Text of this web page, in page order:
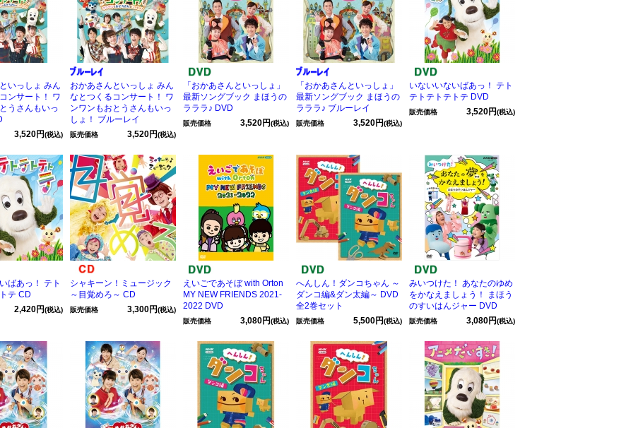
いっしょ みん
ンサート！ ワ
うさんもいっ
3,520円(税込)
おかあさんといっしょ みん
なとつくるコンサート！ ワ
ンワンもおとうさんもいっ
しょ！ ブルーレイ
販売価格 3,520円(税込)
「おかあさんといっしょ」
最新ソングブック まほうの
ラララ♪ DVD
販売価格 3,520円(税込)
「おかあさんといっしょ」
最新ソングブック まほうの
ラララ♪ ブルーレイ
販売価格 3,520円(税込)
いないいないばあっ！ テト
テトテトテトテ DVD
販売価格 3,520円(税込)
ばあっ！ テト
テ CD
2,420円(税込)
シャキーン！ミュージック
～目覚めろ～ CD
販売価格 3,300円(税込)
えいごであそぼ with Orton
MY NEW FRIENDS 2021-
2022 DVD
販売価格 3,080円(税込)
へんしん！ダンコちゃん ～
ダンコ編&ダン太編～ DVD
全2巻セット
販売価格 5,500円(税込)
みいつけた！ あなたのゆめ
をかなえましょう！ まほう
のすいはんジャー DVD
販売価格 3,080円(税込)